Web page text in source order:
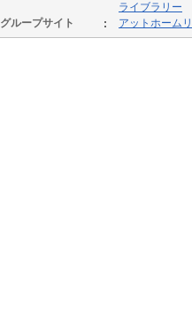
ライブラリー
グループサイト
アットホーム